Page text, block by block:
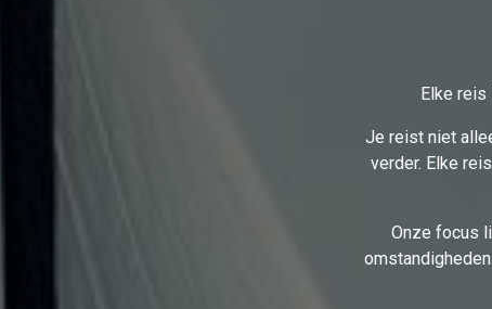
Elke
Je reist niet
verder. Elke
Onze focus